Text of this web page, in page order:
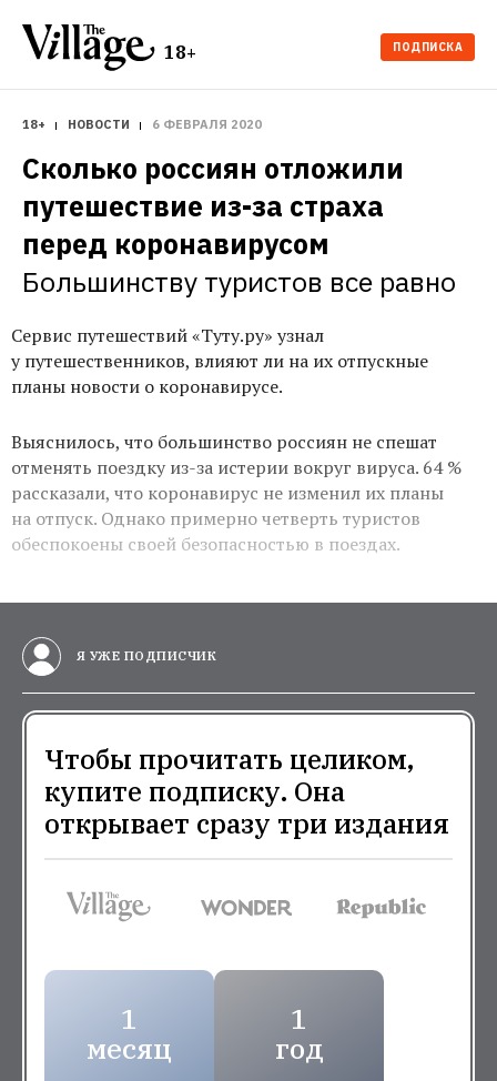
18+ ПОДПИСКА
18+ НОВОСТИ 6 ФЕВРАЛЯ 2020
Сколько россиян отложили
путешествие из-за страха
перед коронавирусом
Большинству туристов все равно
Сервис путешествий «Туту.ру» узнал
у путешественников, влияют ли на их отпускные
планы новости о коронавирусе.
Выяснилось, что большинство россиян не спешат
отменять поездку из-за истерии вокруг вируса. 64 %
рассказали, что коронавирус не изменил их планы
на отпуск. Однако примерно четверть туристов
обеспокоены своей безопасностью в поездах.
Я УЖЕ ПОДПИСЧИК
Чтобы прочитать целиком,
купите подписку. Она
открывает сразу три издания
1
месяц
1
год